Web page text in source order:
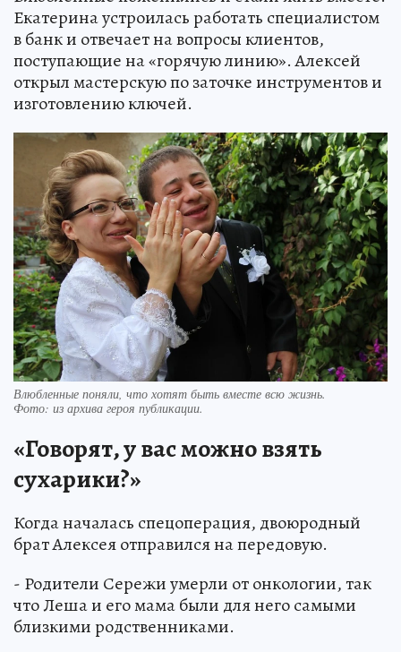
Екатерина устроилась работать специалистом
в банк и отвечает на вопросы клиентов,
поступающие на «горячую линию». Алексей
открыл мастерскую по заточке инструментов и
изготовлению ключей.
Влюбленные поняли, что хотят быть вместе всю жизнь.
Фото: из архива героя публикации.
«Говорят, у вас можно взять
сухарики?»
Когда началась спецоперация, двоюродный
брат Алексея отправился на передовую.
- Родители Сережи умерли от онкологии, так
что Леша и его мама были для него самыми
близкими родственниками.